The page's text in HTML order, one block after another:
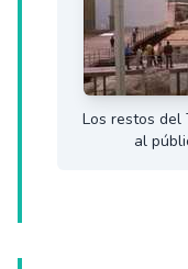
Los restos del
al